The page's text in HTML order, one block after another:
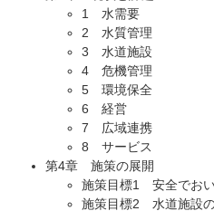
1 水需要
2 水質管理
3 水道施設
4 危機管理
5 環境保全
6 経営
7 広域連携
8 サービス
第4章 施策の展開
施策目標1 安全でお
施策目標2 水道施設